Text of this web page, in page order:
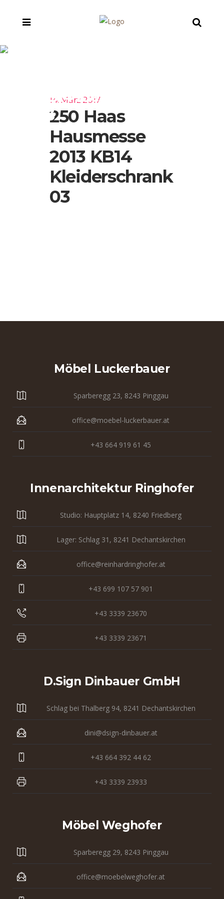
KB14 Kleiderschrank
03
14. März 2017
250 Haas
Hausmesse
2013 KB14
Kleiderschrank
03
Möbel Luckerbauer
Sparberegg 23, 8243 Pinggau
office@moebel-luckerbauer.at
+43 664 919 61 45
Innenarchitektur Ringhofer
Studio: Hauptplatz 14, 8240 Friedberg
Lager: Schlag 31, 8241 Dechantskirchen
office@reinhardringhofer.at
+43 699 107 57 901
+43 3339 23670
+43 3339 23671
D.sign Dinbauer GmbH
Schlag bei Thalberg 94, 8241 Dechantskirchen
dini@dsign-dinbauer.at
+43 664 392 44 62
+43 3339 23933
Möbel Weghofer
Sparberegg 29, 8243 Pinggau
office@moebelweghofer.at